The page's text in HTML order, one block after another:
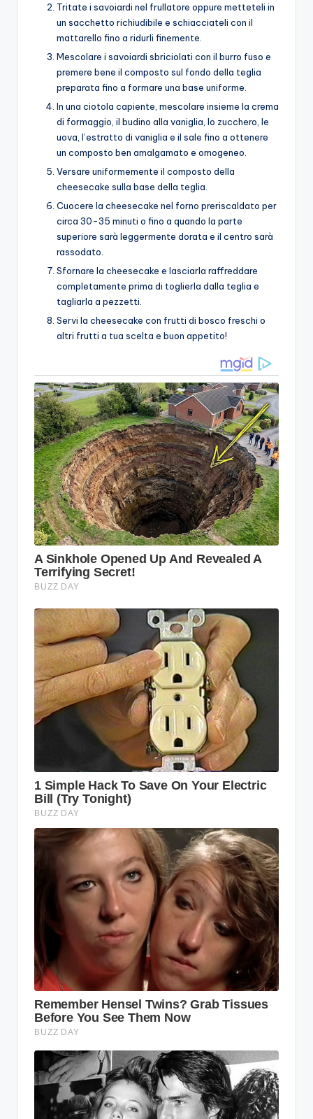
Tritate i savoiardi nel frullatore oppure metteteli in
un sacchetto richiudibile e schiacciateli con il
mattarello fino a ridurli finemente.
Mescolare i savoiardi sbriciolati con il burro fuso e
premere bene il composto sul fondo della teglia
preparata fino a formare una base uniforme.
In una ciotola capiente, mescolare insieme la crema
di formaggio, il budino alla vaniglia, lo zucchero, le
uova, l’estratto di vaniglia e il sale fino a ottenere
un composto ben amalgamato e omogeneo.
Versare uniformemente il composto della
cheesecake sulla base della teglia.
Cuocere la cheesecake nel forno preriscaldato per
circa 30-35 minuti o fino a quando la parte
superiore sarà leggermente dorata e il centro sarà
rassodato.
Sfornare la cheesecake e lasciarla raffreddare
completamente prima di toglierla dalla teglia e
tagliarla a pezzetti.
Servi la cheesecake con frutti di bosco freschi o
altri frutti a tua scelta e buon appetito!